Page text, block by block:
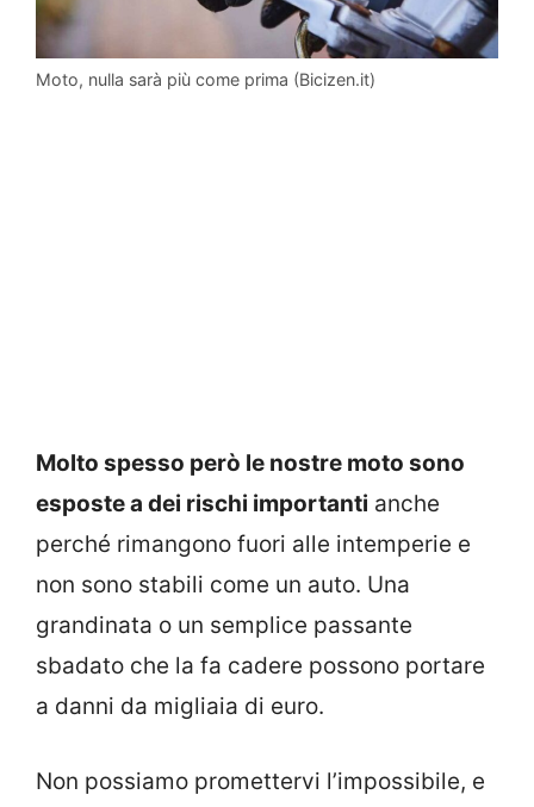
Moto, nulla sarà più come prima (Bicizen.it)
Molto spesso però le nostre moto sono
esposte a dei rischi importanti anche
perché rimangono fuori alle intemperie e
non sono stabili come un auto. Una
grandinata o un semplice passante
sbadato che la fa cadere possono portare
a danni da migliaia di euro.
Non possiamo promettervi l’impossibile, e